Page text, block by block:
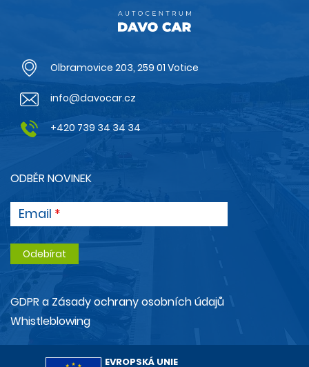
Olbramovice 203, 259 01 Votice
info@davocar.cz
+420 739 34 34 34
ODBĚR NOVINEK
Email
GDPR a Zásady ochrany osobních údajů
Whistleblowing
EVROPSKÁ UNIE